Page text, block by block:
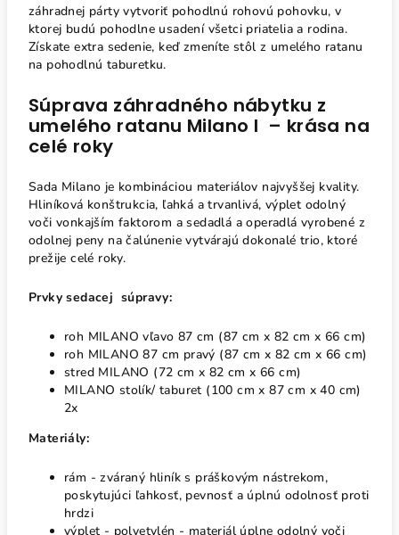
záhradnej párty vytvoriť pohodlnú rohovú pohovku, v
ktorej budú pohodlne usadení všetci priatelia a rodina.
Získate extra sedenie, keď zmeníte stôl z umelého ratanu
na pohodlnú taburetku.
Súprava záhradného nábytku z
umelého ratanu Milano I – krása na
celé roky
Sada Milano je kombináciou materiálov najvyššej kvality.
Hliníková konštrukcia, ľahká a trvanlivá, výplet odolný
voči vonkajším faktorom a sedadlá a operadlá vyrobené z
odolnej peny na čalúnenie vytvárajú dokonalé trio, ktoré
prežije celé roky.
Prvky sedacej súpravy:
roh MILANO vľavo 87 cm (87 cm x 82 cm x 66 cm)
roh MILANO 87 cm pravý (87 cm x 82 cm x 66 cm)
stred MILANO (72 cm x 82 cm x 66 cm)
MILANO stolík/ taburet (100 cm x 87 cm x 40 cm)
2x
Materiály:
rám - zváraný hliník s práškovým nástrekom,
poskytujúci ľahkosť, pevnosť a úplnú odolnosť proti
hrdzi
výplet - polyetylén - materiál úplne odolný voči